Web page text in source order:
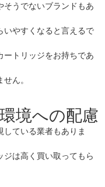
そうでないブランドもあ
いやすくなると言えるで
ートリッジをお持ちであ
ん。
境への配慮
している業者もありま
ジは高く買い取ってもら